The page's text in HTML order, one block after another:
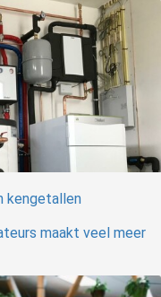
kengetallen
maakt veel meer